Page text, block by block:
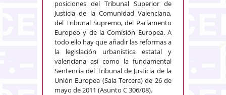
posiciones del Tribunal Superior de
Justicia de la Comunidad Valenciana,
del Tribunal Supremo, del Parlamento
Europeo y de la Comisión Europea. A
todo ello hay que añadir las reformas a
la legislación urbanística estatal y
valenciana así como la fundamental
Sentencia del Tribunal de Justicia de la
Unión Europea (Sala Tercera) de 26 de
mayo de 2011 (Asunto C 306/08).